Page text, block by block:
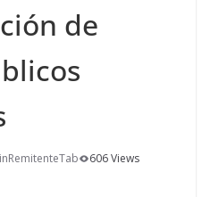
de
606 Views